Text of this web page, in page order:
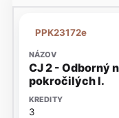
PPK23172e
CJ 2 - Odborný
pokročilých I.
3